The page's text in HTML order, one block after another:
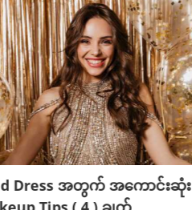
Dress အတွက် အကောင်းဆုံး